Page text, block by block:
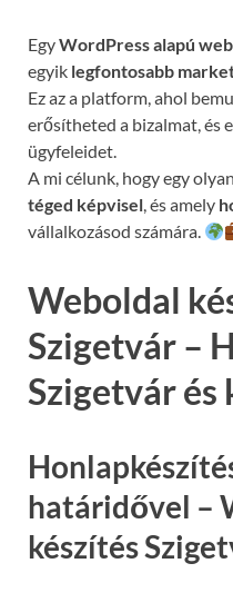
EgyWordPress alapú
egyik legfontosabb
Ez az a platform, ahol
erősítheted a bizalmat, és
ügyfeleidet.
A mi célunk, hogy egy
téged képvisel, és amely
vállalkozásod számára.
Weboldal
Szigetvár –
Szigetvár és
határidővel –
készítés